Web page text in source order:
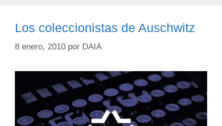
Los coleccionistas de Auschwitz
8 enero, 2010 por DAIA